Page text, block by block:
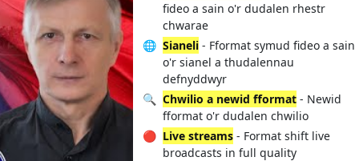
fideo a sain o'r dudalen rhestr
chwarae
🌐 Sianeli - Fformat symud fideo a sain
o'r sianel a thudalennau
defnyddwyr
🔍 Chwilio a newid fformat - Newid
fformat o'r dudalen chwilio
🔴 Live streams - Format shift live
broadcasts in full quality